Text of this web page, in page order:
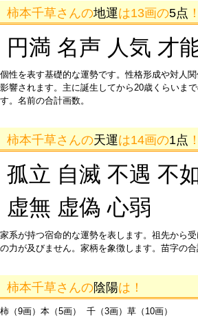
柿本千草さんの地運は13画の5点 ！
円満 名声 人気 才
個性を表す基礎的な運勢です。性格形成や対人
影響されます。主に誕生してから20歳くらいま
す。名前の合計画数。
柿本千草さんの天運は14画の1点 ！
孤立 自滅 不遇 不
虚無 虚偽 心弱
家系が持つ宿命的な運勢を表します。祖先から
の力が及びません。家柄を象徴します。苗字の合
柿本千草さんの陰陽は！
柿（9画）本（5画） 千（3画）草（10画）